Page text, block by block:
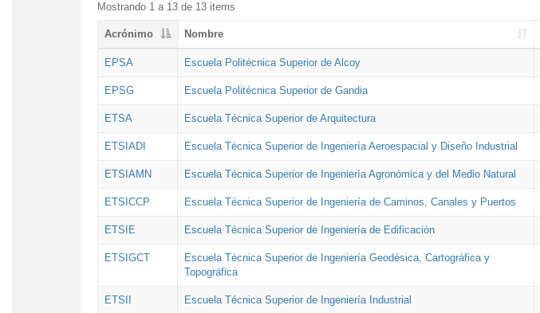
Mostrando 1 a 13 de 13 items
Acrónimo Nombre
EPSA Escuela Politécnica Superior de Alcoy
EPSG Escuela Politécnica Superior de Gandia
ETSA Escuela Técnica Superior de Arquitectura
ETSIADI Escuela Técnica Superior de Ingeniería Aeroespacial y Diseño Industrial
ETSIAMN Escuela Técnica Superior de Ingeniería Agronómica y del Medio Natural
ETSICCP Escuela Técnica Superior de Ingeniería de Caminos, Canales y Puertos
ETSIE Escuela Técnica Superior de Ingeniería de Edificación
ETSIGCT
Escuela Técnica Superior de Ingeniería Geodésica, Cartográfica y
Topográfica
ETSII Escuela Técnica Superior de Ingeniería Industrial